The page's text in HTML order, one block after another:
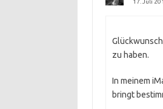
17. Juli
zu haben.
In meinem
bringt